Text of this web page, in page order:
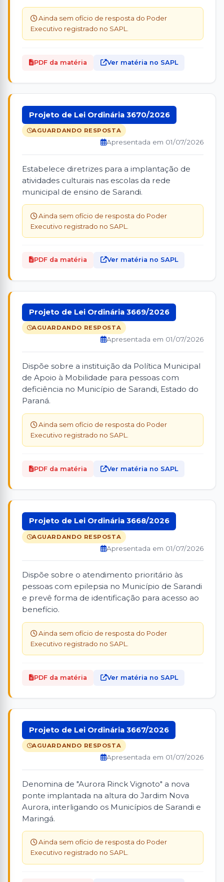
Ainda sem ofício de resposta do Poder
Executivo registrado no SAPL.
PDF da matéria Ver matéria no SAPL
Projeto de Lei Ordinária 3670/2026
AGUARDANDO RESPOSTA
Apresentada em 01/07/2026
Estabelece diretrizes para a implantação de
atividades culturais nas escolas da rede
municipal de ensino de Sarandi.
Ainda sem ofício de resposta do Poder
Executivo registrado no SAPL.
PDF da matéria Ver matéria no SAPL
Projeto de Lei Ordinária 3669/2026
AGUARDANDO RESPOSTA
Apresentada em 01/07/2026
Dispõe sobre a instituição da Política Municipal
de Apoio à Mobilidade para pessoas com
deficiência no Município de Sarandi, Estado do
Paraná.
Ainda sem ofício de resposta do Poder
Executivo registrado no SAPL.
PDF da matéria Ver matéria no SAPL
Projeto de Lei Ordinária 3668/2026
AGUARDANDO RESPOSTA
Apresentada em 01/07/2026
Dispõe sobre o atendimento prioritário às
pessoas com epilepsia no Município de Sarandi
e prevê forma de identificação para acesso ao
benefício.
Ainda sem ofício de resposta do Poder
Executivo registrado no SAPL.
PDF da matéria Ver matéria no SAPL
Projeto de Lei Ordinária 3667/2026
AGUARDANDO RESPOSTA
Apresentada em 01/07/2026
Denomina de "Aurora Rinck Vignoto" a nova
ponte implantada na altura do Jardim Nova
Aurora, interligando os Municípios de Sarandi e
Maringá.
Ainda sem ofício de resposta do Poder
Executivo registrado no SAPL.